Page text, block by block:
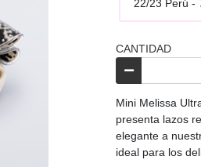
22/23 Perú -
CANTIDAD
Mini Melissa
presenta lazos
elegante a
ideal para los